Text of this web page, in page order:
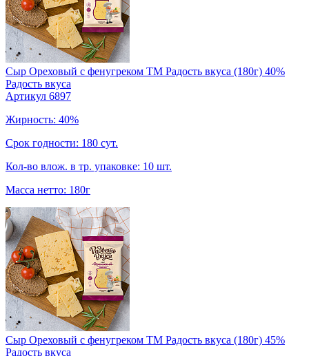
Сыр Ореховый с фенугреком TM Радость вкуса (180г) 40%
Радость вкуса
Артикул 6897
Жирность: 40%
Срок годности: 180 сут.
Кол-во влож. в тр. упаковке: 10 шт.
Масса нетто: 180г
Сыр Ореховый с фенугреком TM Радость вкуса (180г) 45%
Радость вкуса